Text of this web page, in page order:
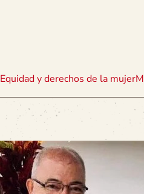
Equidad y derechos de la mujer